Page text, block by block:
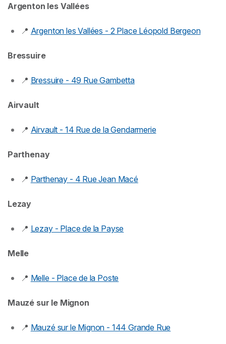
Argenton les Vallées
📍 Argenton les Vallées - 2 Place Léopold Bergeon
Bressuire
📍 Bressuire - 49 Rue Gambetta
Airvault
📍 Airvault - 14 Rue de la Gendarmerie
Parthenay
📍 Parthenay - 4 Rue Jean Macé
Lezay
📍 Lezay - Place de la Payse
Melle
📍 Melle - Place de la Poste
Mauzé sur le Mignon
📍 Mauzé sur le Mignon - 144 Grande Rue